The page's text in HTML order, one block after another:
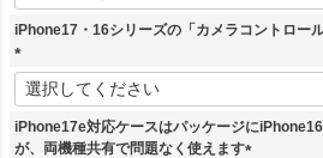
須
iPhone17・16シリーズの「カメラコントロー
(
必
須
)
iPhone17e対応ケースはパッケージに
が、両機種共有で問題なく使えます